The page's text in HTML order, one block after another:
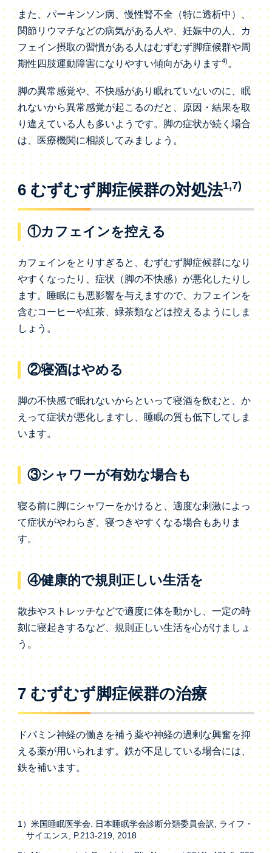
また、パーキンソン病、慢性腎不全（特に透析中）、
関節リウマチなどの病気がある人や、妊娠中の人、カ
フェイン摂取の習慣がある人はむずむず脚症候群や周
期性四肢運動障害になりやすい傾向があります4) 。
脚の異常感覚や、不快感があり眠れていないのに、眠
れないから異常感覚が起こるのだと、原因・結果を取
り違えている人も多いようです。脚の症状が続く場合
は、医療機関に相談してみましょう。
6 むずむず脚症候群の対処法1,7)
①カフェインを控える
カフェインをとりすぎると、むずむず脚症候群になり
やすくなったり、症状（脚の不快感）が悪化したりし
ます。睡眠にも悪影響を与えますので、カフェインを
含むコーヒーや紅茶、緑茶類などは控えるようにしま
しょう。
②寝酒はやめる
脚の不快感で眠れないからといって寝酒を飲むと、か
えって症状が悪化しますし、睡眠の質も低下してしま
います。
③シャワーが有効な場合も
寝る前に脚にシャワーをかけると、適度な刺激によっ
て症状がやわらぎ、寝つきやすくなる場合もありま
す。
④健康的で規則正しい生活を
散歩やストレッチなどで適度に体を動かし、一定の時
刻に寝起きするなど、規則正しい生活を心がけましょ
う。
7 むずむず脚症候群の治療
ドパミン神経の働きを補う薬や神経の過剰な興奮を抑
える薬が用いられます。鉄が不足している場合には、
鉄を補います。
1）米国睡眠医学会. 日本睡眠学会診断分類委員会訳, ライフ・
サイエンス, P.213-219, 2018